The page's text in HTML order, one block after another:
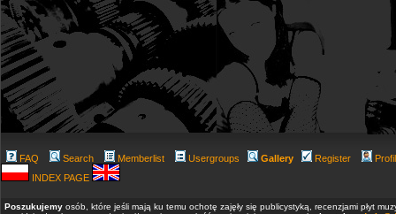
FAQ Search Memberlist Usergroups Gallery Register
INDEX PAGE
Poszukujemy osób, które jeśli mają ku temu ochotę zajęły się publicystyką, recenzjami płyt